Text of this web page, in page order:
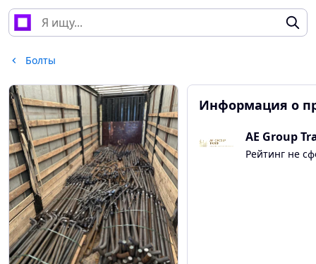
Болты
Информация о
AE Group
Рейтинг не